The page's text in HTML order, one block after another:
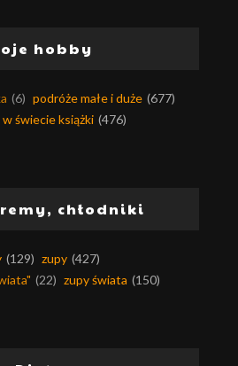
hobby
(6) podróże małe i duże (677)
w świecie książki (476)
chłodniki
(129) zupy (427)
(22) zupy świata (150)